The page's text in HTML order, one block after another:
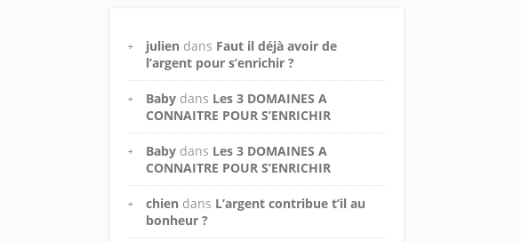
julien dans Faut il déjà avoir de
l’argent pour s’enrichir ?
Baby dans Les 3 DOMAINES A
CONNAITRE POUR S’ENRICHIR
Baby dans Les 3 DOMAINES A
CONNAITRE POUR S’ENRICHIR
chien dans L’argent contribue t’il au
bonheur ?